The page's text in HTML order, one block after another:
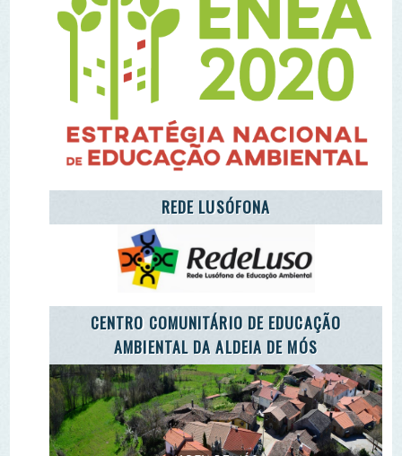
AGÊNCIA JOVEM NOTÍCIAS
Remover Email (RGPD)
Termos de Uso | Privacidade | Litígio Consumo
Livro de Reclamações Eletronico
Ao aceder a outras paginas deste site sao usados cookies e